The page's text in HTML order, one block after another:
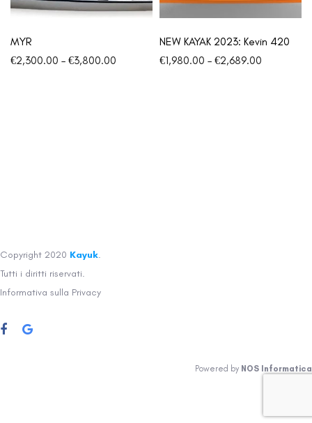
MYR
€2,300.00 – €3,800.00
NEW KAYAK 2023: Kevin 420
€1,980.00 – €2,689.00
Copyright 2020 Kayuk.
Tutti i diritti riservati.
Informativa sulla Privacy
Powered by NOS Informatica